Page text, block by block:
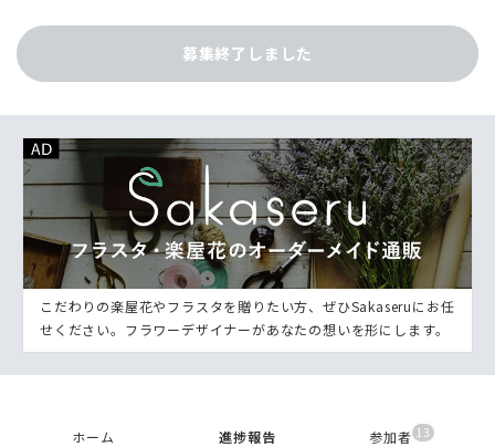
募集終了しました
こだわりの楽屋花やフラスタを贈りたい方、ぜひSakaseruにお任
せください。フラワーデザイナーがあなたの想いを形にします。
ホーム 進捗報告 参加者 13